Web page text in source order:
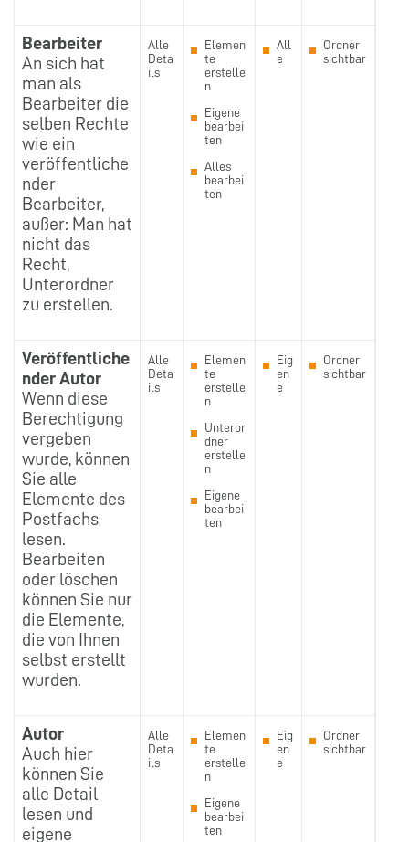
Bearbeiter
An sich hat
man als
Bearbeiter die
selben Rechte
wie ein
veröffentliche
nder
Bearbeiter,
außer: Man hat
nicht das
Recht,
Unterordner
zu erstellen.
Alle
Deta
ils
Elemen
te
erstelle
n
Eigene
bearbei
ten
Alles
bearbei
ten
All
e
Ordner
sichtbar
Veröffentliche
nder Autor
Wenn diese
Berechtigung
vergeben
wurde, können
Sie alle
Elemente des
Postfachs
lesen.
Bearbeiten
oder löschen
können Sie nur
die Elemente,
die von Ihnen
selbst erstellt
wurden.
Alle
Deta
ils
Elemen
te
erstelle
n
Unteror
dner
erstelle
n
Eigene
bearbei
ten
Eig
en
e
Ordner
sichtbar
Autor
Auch hier
können Sie
alle Detail
lesen und
eigene
Alle
Deta
ils
Elemen
te
erstelle
n
Eigene
bearbei
ten
Eig
en
e
Ordner
sichtbar